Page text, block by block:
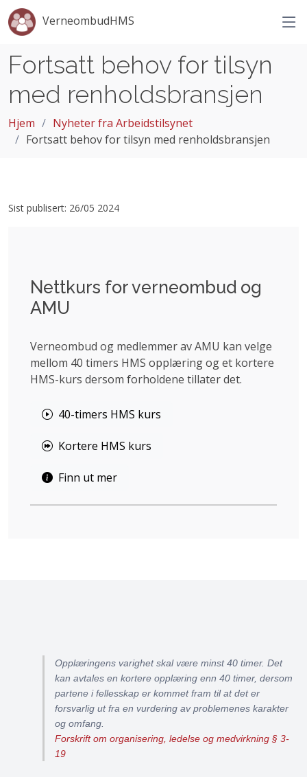
VerneombudHMS
Fortsatt behov for tilsyn
med renholdsbransjen
Hjem
Nyheter fra Arbeidstilsynet
Fortsatt behov for tilsyn med renholdsbransjen
Sist publisert: 26/05 2024
Nettkurs for verneombud og
AMU
Verneombud og medlemmer av AMU kan velge
mellom 40 timers HMS opplæring og et kortere
HMS-kurs dersom forholdene tillater det.
40-timers HMS kurs
Kortere HMS kurs
Finn ut mer
Opplæringens varighet skal være minst 40 timer. Det
kan avtales en kortere opplæring enn 40 timer, dersom
partene i fellesskap er kommet fram til at det er
forsvarlig ut fra en vurdering av problemenes karakter
og omfang.
Forskrift om organisering, ledelse og medvirkning § 3-
19